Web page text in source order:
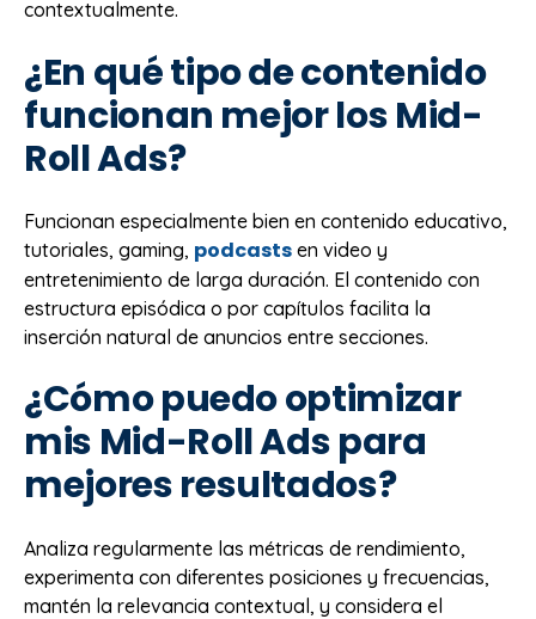
contextualmente.
¿En qué tipo de contenido
funcionan mejor los Mid-
Roll Ads?
Funcionan especialmente bien en contenido educativo,
tutoriales, gaming, podcasts en video y
entretenimiento de larga duración. El contenido con
estructura episódica o por capítulos facilita la
inserción natural de anuncios entre secciones.
¿Cómo puedo optimizar
mis Mid-Roll Ads para
mejores resultados?
Analiza regularmente las métricas de rendimiento,
experimenta con diferentes posiciones y frecuencias,
mantén la relevancia contextual, y considera el